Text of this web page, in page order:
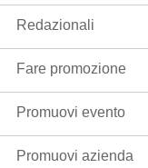
Redazionali
Fare promozione
Promuovi evento
Promuovi azienda